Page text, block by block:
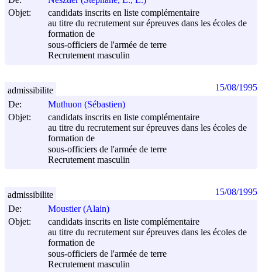
Objet:
candidats inscrits en liste complémentaire
au titre du recrutement sur épreuves dans les écoles de
formation de
sous-officiers de l'armée de terre
Recrutement masculin
De:
Muthuon (Sébastien)
Objet:
candidats inscrits en liste complémentaire
au titre du recrutement sur épreuves dans les écoles de
formation de
sous-officiers de l'armée de terre
Recrutement masculin
admissibilite 15/08/1995
De:
Moustier (Alain)
Objet:
candidats inscrits en liste complémentaire
au titre du recrutement sur épreuves dans les écoles de
formation de
sous-officiers de l'armée de terre
Recrutement masculin
admissibilite 15/08/1995